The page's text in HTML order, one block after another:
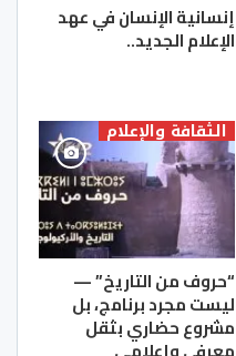
إنسانية الإنسان في عهد
الإعلام الجديد..
الثقافة والإعلام
“حروف من التاريخ” —
ليست مجرد برنامج، بل
مشروع حضاري بثقل